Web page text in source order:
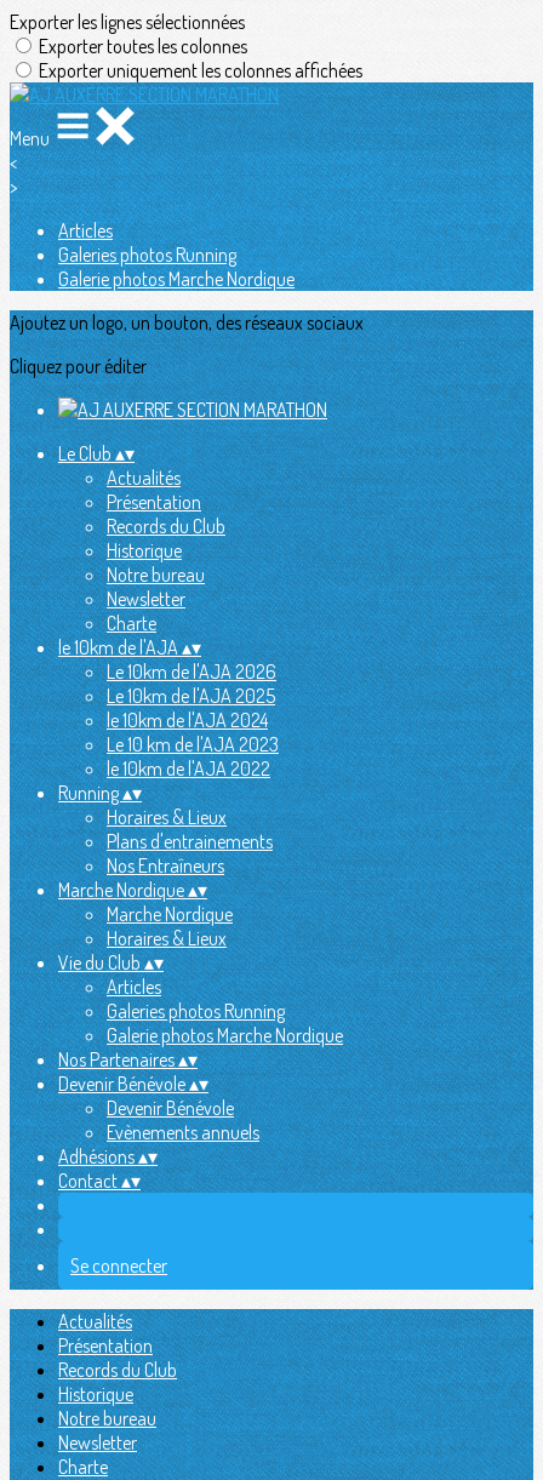
Exporter les lignes sélectionnées
Exporter toutes les colonnes
Exporter uniquement les colonnes affichées
Menu
<
>
Articles
Galeries photos Running
Galerie photos Marche Nordique
Ajoutez un logo, un bouton, des réseaux sociaux
Cliquez pour éditer
Le Club▴▾
Actualités
Présentation
Records du Club
Historique
Notre bureau
Newsletter
Charte
le 10km de l'AJA▴▾
Le 10km de l'AJA 2026
Le 10km de l'AJA 2025
le 10km de l'AJA 2024
Le 10 km de l'AJA 2023
le 10km de l'AJA 2022
Running▴▾
Horaires & Lieux
Plans d'entrainements
Nos Entraîneurs
Marche Nordique▴▾
Marche Nordique
Horaires & Lieux
Vie du Club▴▾
Articles
Galeries photos Running
Galerie photos Marche Nordique
Nos Partenaires▴▾
Devenir Bénévole▴▾
Devenir Bénévole
Evènements annuels
Adhésions▴▾
Contact▴▾
Se connecter
Actualités
Présentation
Records du Club
Historique
Notre bureau
Newsletter
Charte